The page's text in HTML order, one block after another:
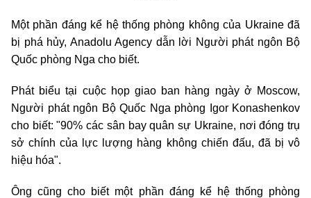
Một phần đáng kể hệ thống phòng không của Ukraine đã
bị phá hủy, Anadolu Agency dẫn lời Người phát ngôn Bộ
Quốc phòng Nga cho biết.
Phát biểu tại cuộc họp giao ban hàng ngày ở Moscow,
Người phát ngôn Bộ Quốc Nga phòng Igor Konashenkov
cho biết: "90% các sân bay quân sự Ukraine, nơi đóng trụ
sở chính của lực lượng hàng không chiến đấu, đã bị vô
hiệu hóa".
Ông cũng cho biết một phần đáng kể hệ thống phòng